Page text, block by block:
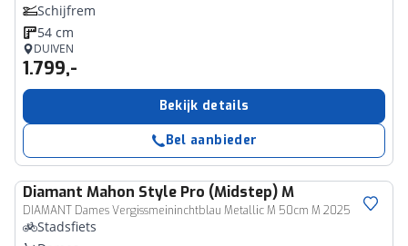
Schijfrem
54 cm
DUIVEN
1.799,-
Bekijk details
Bel aanbieder
Diamant Mahon Style Pro (Midstep) M
DIAMANT Dames Vergissmeininchtblau Metallic M 50cm M 2025
Stadsfiets